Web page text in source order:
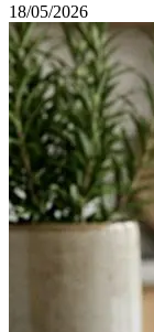
18/05/2026